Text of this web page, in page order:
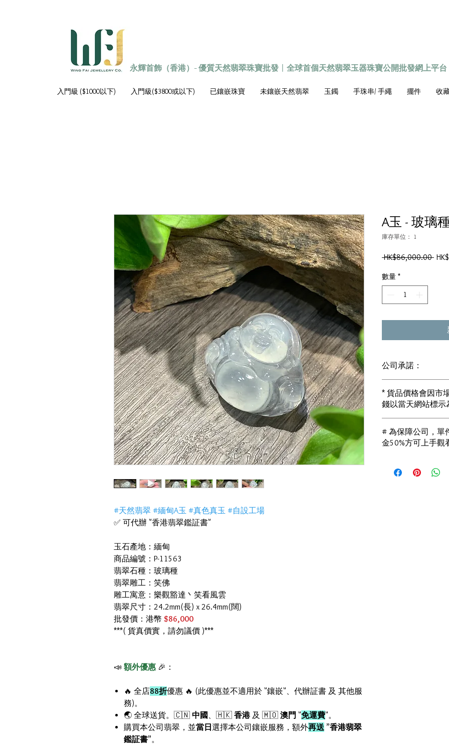
永輝首飾（香港）- 優質天然翡翠珠寶批發 〡 全球首個天然翡翠玉器珠寶公開批發網上平台
入門級 ($1000以下) 入門級($3800或以下) 已鑲嵌珠寶 未鑲嵌天然翡翠 玉鐲 手珠串/ 手繩 擺件 收
#天然翡翠 #緬甸A玉 #真色真玉 #自設工場
✅ 可代辦 "香港翡翠鑑証書"
玉石產地：緬甸
商品編號：P-11563
翡翠石種：玻璃種
翡翠雕工：笑佛
雕工寓意：樂觀豁達丶笑看風雲
翡翠尺寸：24.2mm(長) x 26.4mm(闊)
批發價：港幣 $86,000
***( 貨真價實，請勿議價 )***
📣 額外優惠 🎉：
🔥 全店88折優惠 🔥 (此優惠並不適用於 "鑲嵌"、代辦証書 及 其他服
務)。
🌏 全球送貨。🇨🇳 中國 、🇭🇰 香港及 🇲🇴 澳門 "免運費"。
購買本公司翡翠，並當日 選擇本公司鑲嵌服務，額外再送 ”香港翡翠
鑑証書”。
A玉 - 玻璃
庫存單位： 1
HK$86,000.00 一
數量 *
公司承諾：
i) 所有已鑲玉器珠寶
書]
2) 全部已鑲珠寶都係
i) 成色足。冇鍍金！
3) 顧客所花費一分
i) 無佣金！無租金！
* 貨品價格會因市
錢以當天網站標示
# 為保障公司，單
金50%方可上手觀
（訂金只接受 現金 或